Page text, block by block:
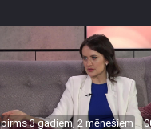
pirms 3 gadiem, 2 mēnešiem